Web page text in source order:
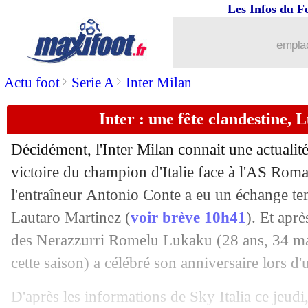
Actu foot> Serie A> Inter Milan
Les Infos du
Inter : une fête clandestine,
Décidément, l'Inter Milan connait une
victoire du champion d'Italie face à l'AS
l'entraîneur Antonio Conte a eu un échange
Lautaro Martinez (voir brève 10h41). Et
des Nerazzurri Romelu Lukaku (28 ans, 34
cette saison) a célébré son anniversaire lors
D'après les informations de Sky Italia ce
: Zidane, les rumeurs
13/05 CdF: le PSG égale un record de l'OM
13/05 Monaco: les joueurs acceptent la
13/05 Chelsea: T. Tuchel - "pas mérité
13/05 PSG : City, Mbappé revient sur son
13/05 CdF: Dupraz à fond derrière Rumilly
Liverpool : Klopp dénonce un